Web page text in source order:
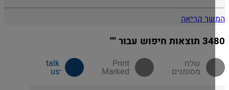
קריאה
עבור ""
מסומנים Marked
us